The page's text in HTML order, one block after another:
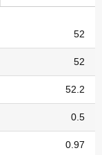
52
52
52.2
0.5
0.97